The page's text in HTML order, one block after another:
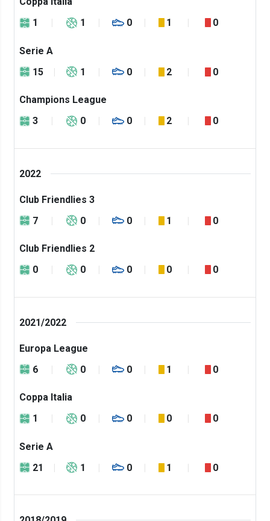
1
1 0 1 0
Serie A
15
1 0 2 0
Champions League
3
0 0 2 0
2022
Club Friendlies 3
7
0 0 1 0
Club Friendlies 2
0
0 0 0 0
2021/2022
Europa League
6
0 0 1 0
Coppa Italia
1
0 0 0 0
Serie A
21
1 0 1 0